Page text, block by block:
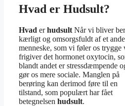
Hvad er Hudsult?
Hvad erhudsult Når vi bliver
kærligt og omsorgsfuldt af et
menneske, som vi føler os trygge
frigiver det hormonet oxytocin,
blandt andet er stressdæmpende
gør os mere sociale. Manglen på
berøring kan derimod føre til en
tilstand, som populært har fået
betegnelsen hudsult.